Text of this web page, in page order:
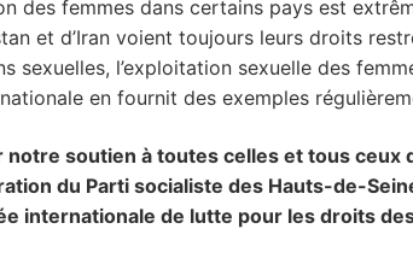
des femmes dans certains pays est
et d’Iran voient toujours leurs droits
sexuelles, l’exploitation sexuelle des
en fournit des exemples
soutien à toutes celles et tous ceux
du Parti socialiste des Hauts-de-
internationale de lutte pour les droits